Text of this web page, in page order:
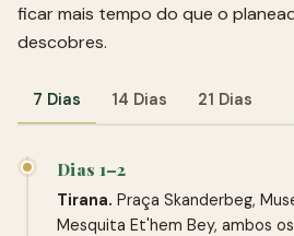
ficar mais tempo do que o
descobres.
7 Dias 14 Dias 21 Dias
Dias 1–2
Tirana. Praça Skanderbeg,
Mesquita Et'hem Bey, ambos